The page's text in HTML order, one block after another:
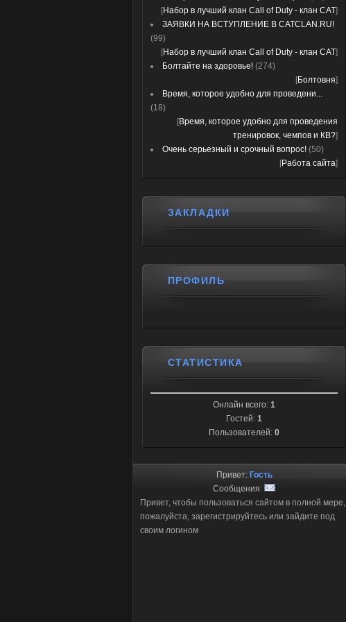
[Набор в лучший клан Call of Duty - клан CAT]
ЗАЯВКИ НА ВСТУПЛЕНИЕ В CATCLAN.RU!
(99)
[Набор в лучший клан Call of Duty - клан CAT]
Болтайте на здоровье! (274)
[Болтовня]
Время, которое удобно для проведени...
(18)
[Время, которое удобно для проведения
тренировок, чемпов и КВ?]
Очень серьезный и срочный вопрос! (50)
[Работа сайта]
ЗАКЛАДКИ
ПРОФИЛЬ
СТАТИСТИКА
Онлайн всего: 1
Гостей: 1
Пользователей: 0
Привет: Гость
Сообщения:
Привет, чтобы пользоваться сайтом в полной мере,
пожалуйста, зарегистрируйтесь или зайдите под
своим логином